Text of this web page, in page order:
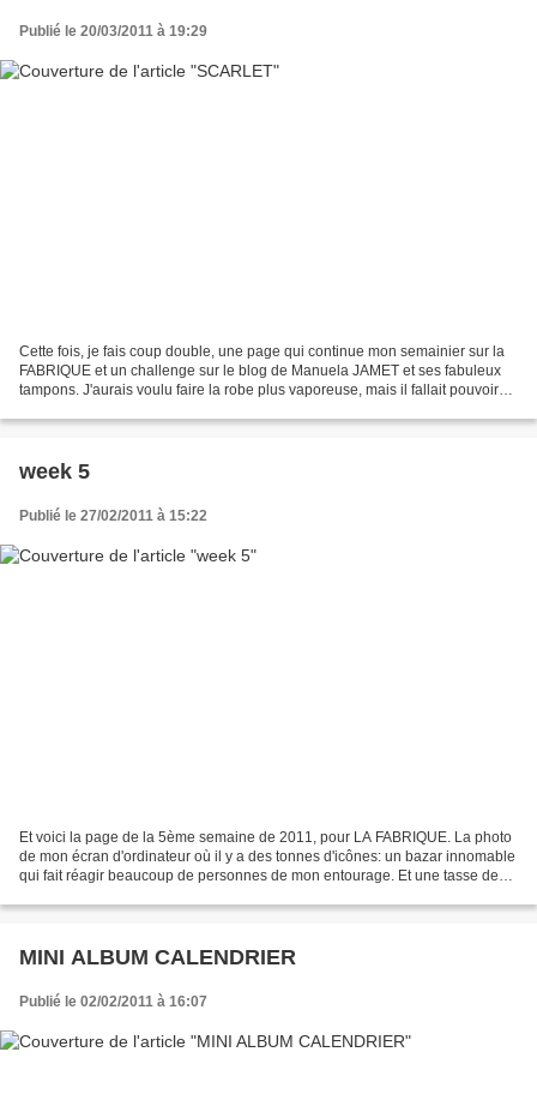
Publié le 20/03/2011 à 19:29
Cette fois, je fais coup double, une page qui continue mon semainier sur la
FABRIQUE et un challenge sur le blog de Manuela JAMET et ses fabuleux
tampons. J'aurais voulu faire la robe plus vaporeuse, mais il fallait pouvoir
week 5
Publié le 27/02/2011 à 15:22
Et voici la page de la 5ème semaine de 2011, pour LA FABRIQUE. La photo
de mon écran d'ordinateur où il y a des tonnes d'icônes: un bazar innomable
qui fait réagir beaucoup de personnes de mon entourage. Et une tasse de
MINI ALBUM CALENDRIER
Publié le 02/02/2011 à 16:07